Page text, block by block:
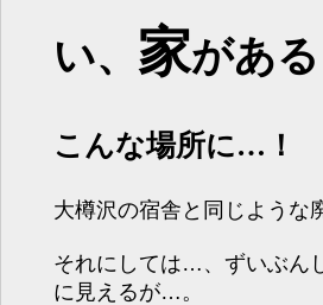
い、 家がある
こんな場所に…！
大樽沢の宿舎と同じような
それにしては…、ずいぶん
に見えるが…。